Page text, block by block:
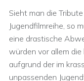
Sieht man die
Jugendfilmreihe, so
eine drastische
würden vor allem die
aufgrund der im
unpassenden